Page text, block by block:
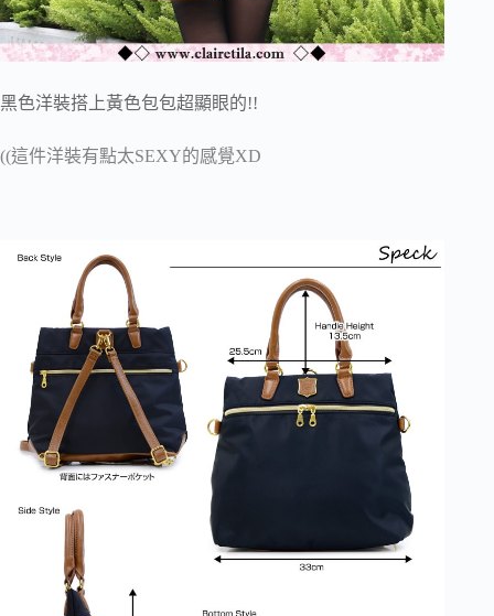
黑色洋裝搭上黃色包包超顯眼的!!
((這件洋裝有點太SEXY的感覺XD